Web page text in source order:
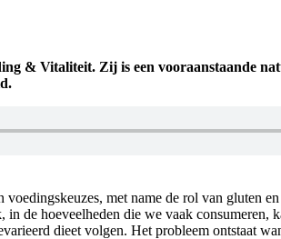
& Vitaliteit. Zij is een vooraanstaande
met name de rol van gluten
de hoeveelheden die we vaak consumeren,
dieet volgen. Het probleem ontstaat